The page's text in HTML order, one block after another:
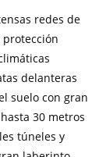
redes de
delanteras
suelo con gran
30 metros
túneles y